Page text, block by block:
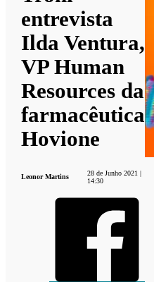
entrevista
Ilda Ventura,
VP Human
Resources da
farmacêutica
Hovione
Leonor Martins
28 de Junho 2021 |
14:30